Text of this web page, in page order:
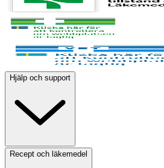
Hjälp och support
Recept och läkemedel